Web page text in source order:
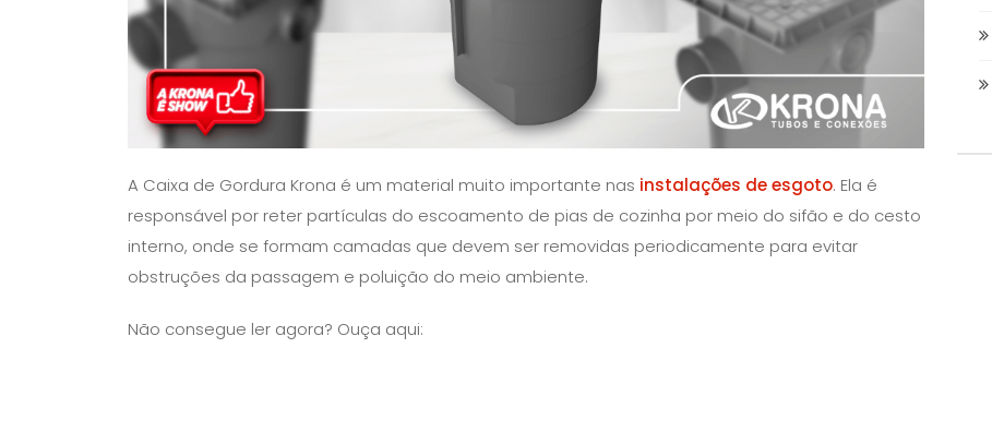
A Caixa de Gordura Krona é um material muito importante nas instalações de esgoto. Ela é
responsável por reter partículas do escoamento de pias de cozinha por meio do sifão e do cesto
interno, onde se formam camadas que devem ser removidas periodicamente para evitar
obstruções da passagem e poluição do meio ambiente.
Não consegue ler agora? Ouça aqui: